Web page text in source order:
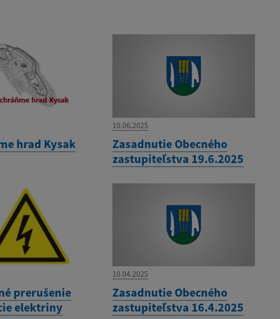
hrad Kysak
10.06.2025
Zasadnutie Obecného
zastupiteľstva 19.6.2025
prerušenie
elektriny
10.04.2025
Zasadnutie Obecného
zastupiteľstva 16.4.2025